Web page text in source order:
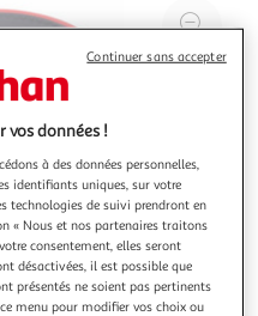
à
vos données !
à des données personnelles,
identifiants uniques, sur votre
technologies de suivi prendront en
« Nous et nos partenaires traitons
consentement, elles seront
désactivées, il est possible que
présentés ne soient pas pertinents
menu pour modifier vos choix ou
Continuer sans accepter